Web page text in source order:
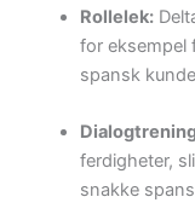
Rollelek:
for eksempel
spansk
ferdigheter,
snakke